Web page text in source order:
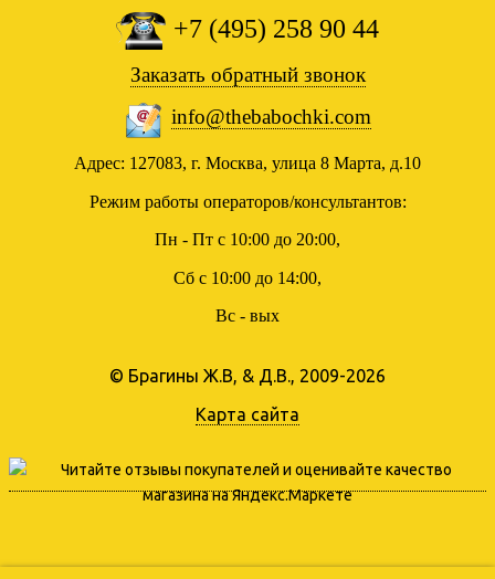
+7 (495) 258 90 44
Заказать обратный звонок
info@thebabochki.com
Адрес: 127083, г. Москва, улица 8 Марта, д.10
Режим работы операторов/консультантов:
Пн - Пт с 10:00 до 20:00,
Сб с 10:00 до 14:00,
Вс - вых
© Брагины Ж.В, & Д.В., 2009-2026
Карта сайта